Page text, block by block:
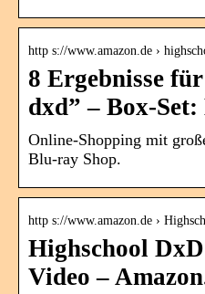
http s://www.amazon.de ›
8 Ergebnisse
dxd” – Box-
Online-Shopping mit
Blu-ray Shop.
http s://www.amazon.de ›
Highschool
Video –